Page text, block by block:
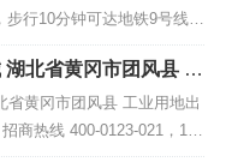
宿舍等
行10分钟可达地铁9号线中
号线、10号线，公交有87
十份便利，开车到虹桥枢纽
仓库办公楼宿舍出租，面
，适合展厅、办公、仓
北省黄冈市团风县 工
业用地出售招商引资 厂房出租
省黄冈市团风县 工业用地出
商热线 400-0123-021，135
优势 团风县隶属湖北省黄